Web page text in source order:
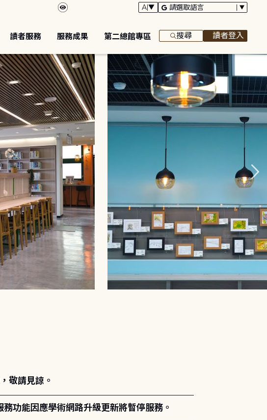
讀者服務 服務成果 第二總館專區 搜尋 讀者登入
敬請見諒。
功能因應學術網路升級更新將暫停服務。